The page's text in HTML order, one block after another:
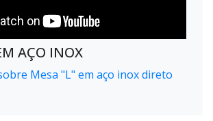
AÇO INOX
Mesa "L" em aço inox direto